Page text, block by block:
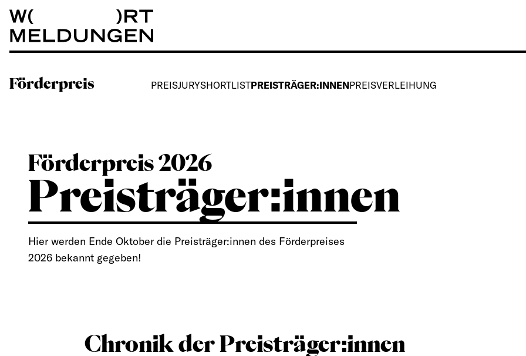
Wortmeldungen
Förderpreis PREISJURYSHORTLISTPREISTRÄGER:INNENPREISVERLEIHUNG
Förderpreis 2026
Preisträger:innen
Hier werden Ende Oktober die Preisträger:innen des Förderpreises
2026 bekannt gegeben!
Chronik der Preisträger:innen